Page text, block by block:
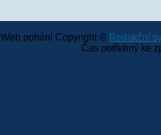
Web pohání Copyright © Redakční
Čas potřebný ke